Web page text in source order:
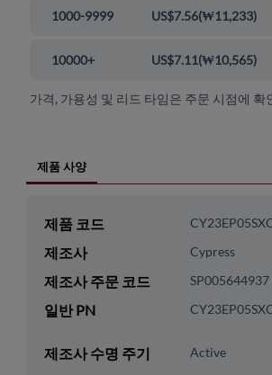
1000-9999 US$7.56(₩11,233)
10000+ US$7.11(₩10,565)
가격, 가용성 및 리드 타임은 주문 시점에 확
제품 사양
제품 코드
제조사 Cypress
제조사 주문 코드 SP005644937
일반 PN
제조사 수명 주기 Active